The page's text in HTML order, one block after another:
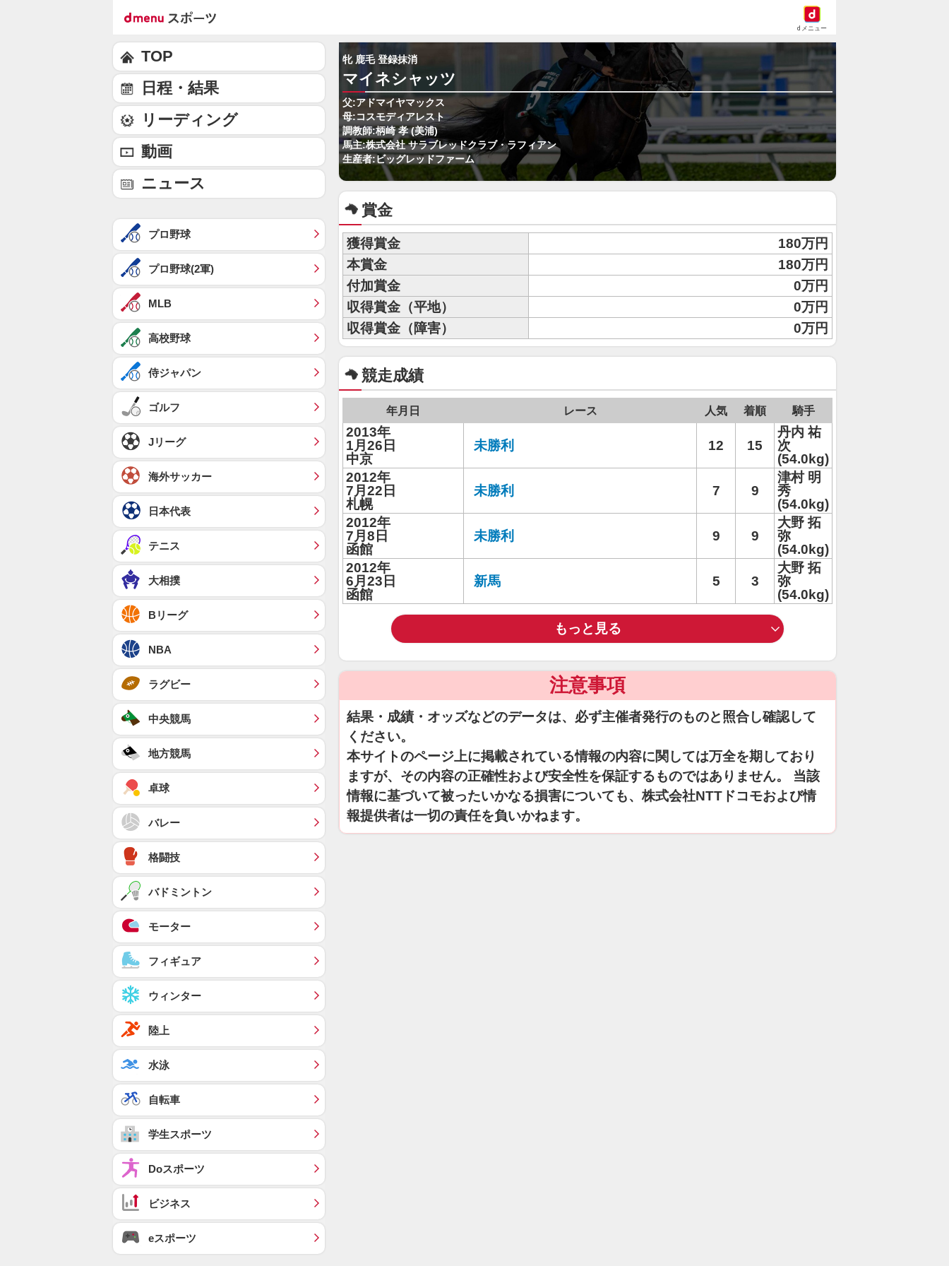
dメニュー
牝 鹿毛 登録抹消
マイネシャッツ
父:アドマイヤマックス
母:コスモディアレスト
調教師:柄崎 孝 (美浦)
馬主:株式会社 サラブレッドクラブ・ラフィアン
生産者:ビッグレッドファーム
賞金
獲得賞金
180万円
本賞金
180万円
付加賞金
0万円
収得賞金（平地）
0万円
収得賞金（障害）
0万円
競走成績
年月日 レース 人気 着順 騎手
2013年
1月26日
中京
未勝利 12 15
丹内 祐
次
(54.0kg)
2012年
7月22日
札幌
未勝利 7 9
津村 明
秀
(54.0kg)
2012年
7月8日
函館
未勝利 9 9
大野 拓
弥
(54.0kg)
2012年
6月23日
函館
新馬 5 3
大野 拓
弥
(54.0kg)
もっと見る
注意事項
結果・成績・オッズなどのデータは、必ず主催者発行のものと照合し確認して
ください。
本サイトのページ上に掲載されている情報の内容に関しては万全を期しており
ますが、その内容の正確性および安全性を保証するものではありません。 当該
情報に基づいて被ったいかなる損害についても、株式会社NTTドコモおよび情
報提供者は一切の責任を負いかねます。
TOP
日程・結果
リーディング
動画
ニュース
プロ野球
プロ野球(2軍)
MLB
高校野球
侍ジャパン
ゴルフ
Jリーグ
海外サッカー
日本代表
テニス
大相撲
Bリーグ
NBA
ラグビー
中央競馬
地方競馬
卓球
バレー
格闘技
バドミントン
モーター
フィギュア
ウィンター
陸上
水泳
自転車
学生スポーツ
Doスポーツ
ビジネス
eスポーツ